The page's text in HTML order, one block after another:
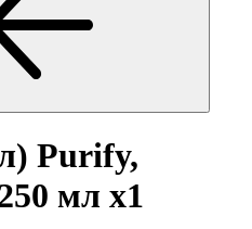
Purify,
мл x1